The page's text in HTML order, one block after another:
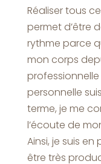
Réaliser tous
permet d’être
rythme parce
mon corps
personnelle
terme, je me
l’écoute de
Ainsi, je suis
être très